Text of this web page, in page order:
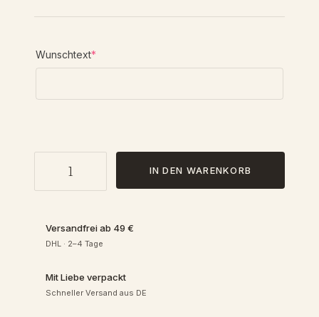
Wunschtext*
r
q
e
e
IN DEN WARENKORB
Versandfrei ab 49 €
DHL · 2–4 Tage
Mit Liebe verpackt
Schneller Versand aus DE